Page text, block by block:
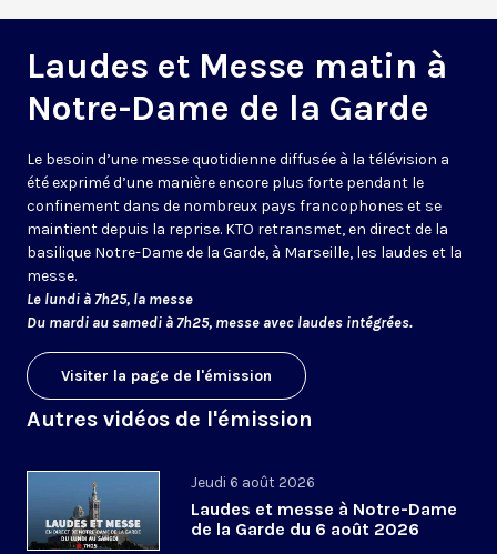
Laudes et Messe matin à
Notre-Dame de la Garde
Le besoin d’une messe quotidienne diffusée à la télévision a
été exprimé d’une manière encore plus forte pendant le
confinement dans de nombreux pays francophones et se
maintient depuis la reprise. KTO retransmet, en direct de la
basilique Notre-Dame de la Garde, à Marseille, les laudes et la
messe.
Le lundi à 7h25, la messe
Du mardi au samedi à 7h25, messe avec laudes intégrées.
Visiter la page de l'émission
Autres vidéos de l'émission
Jeudi 6 août 2026
Laudes et messe à Notre-Dame
de la Garde du 6 août 2026